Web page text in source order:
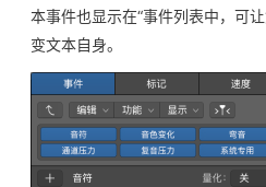
本事件也显示在“事件列表中，可
变文本自身。